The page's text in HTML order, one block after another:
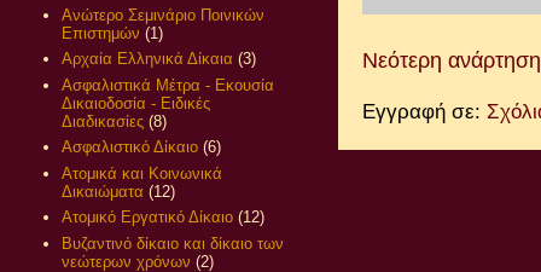
Νεότερη ανάρτηση
Εγγραφή σε:
Ανώτερο Σεμινάριο Ποινικών
Επιστημών (1)
Αρχαία Ελληνικά Δίκαια (3)
Ασφαλιστικά Μέτρα - Εκουσία
Δικαιοδοσία - Ειδικές
Διαδικασίες (8)
Ασφαλιστικό Δίκαιο (6)
Ατομικά και Κοινωνικά
Δικαιώματα (12)
Ατομικό Εργατικό Δίκαιο (12)
Βυζαντινό δίκαιο και δίκαιο των
νεώτερων χρόνων (2)